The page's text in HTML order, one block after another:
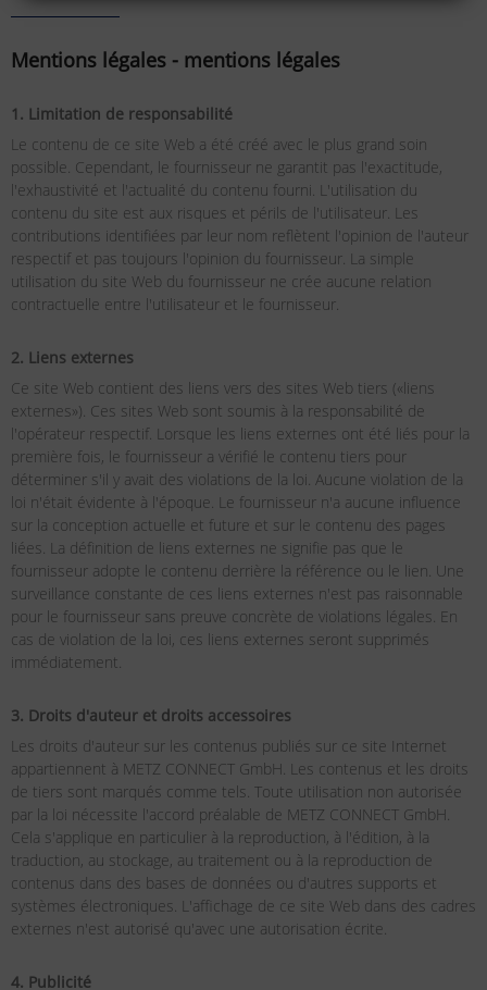
Mentions légales - mentions légales
1. Limitation de responsabilité
Le contenu de ce site Web a été créé avec le plus grand soin
possible. Cependant, le fournisseur ne garantit pas l'exactitude,
l'exhaustivité et l'actualité du contenu fourni. L'utilisation du
contenu du site est aux risques et périls de l'utilisateur. Les
contributions identifiées par leur nom reflètent l'opinion de l'auteur
respectif et pas toujours l'opinion du fournisseur. La simple
utilisation du site Web du fournisseur ne crée aucune relation
contractuelle entre l'utilisateur et le fournisseur.
2. Liens externes
Ce site Web contient des liens vers des sites Web tiers («liens
externes»). Ces sites Web sont soumis à la responsabilité de
l'opérateur respectif. Lorsque les liens externes ont été liés pour la
première fois, le fournisseur a vérifié le contenu tiers pour
déterminer s'il y avait des violations de la loi. Aucune violation de la
loi n'était évidente à l'époque. Le fournisseur n'a aucune influence
sur la conception actuelle et future et sur le contenu des pages
liées. La définition de liens externes ne signifie pas que le
fournisseur adopte le contenu derrière la référence ou le lien. Une
surveillance constante de ces liens externes n'est pas raisonnable
pour le fournisseur sans preuve concrète de violations légales. En
cas de violation de la loi, ces liens externes seront supprimés
immédiatement.
3. Droits d'auteur et droits accessoires
Les droits d'auteur sur les contenus publiés sur ce site Internet
appartiennent à METZ CONNECT GmbH. Les contenus et les droits
de tiers sont marqués comme tels. Toute utilisation non autorisée
par la loi nécessite l'accord préalable de METZ CONNECT GmbH.
Cela s'applique en particulier à la reproduction, à l'édition, à la
traduction, au stockage, au traitement ou à la reproduction de
contenus dans des bases de données ou d'autres supports et
systèmes électroniques. L'affichage de ce site Web dans des cadres
externes n'est autorisé qu'avec une autorisation écrite.
4. Publicité